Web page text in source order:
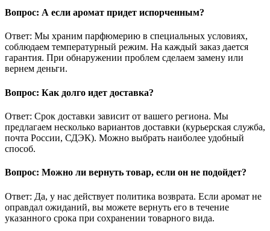
Вопрос: А если аромат придет испорченным?
Ответ: Мы храним парфюмерию в специальных условиях,
соблюдаем температурный режим. На каждый заказ дается
гарантия. При обнаружении проблем сделаем замену или
вернем деньги.
Вопрос: Как долго идет доставка?
Ответ: Срок доставки зависит от вашего региона. Мы
предлагаем несколько вариантов доставки (курьерская служба,
почта России, СДЭК). Можно выбрать наиболее удобный
способ.
Вопрос: Можно ли вернуть товар, если он не подойдет?
Ответ: Да, у нас действует политика возврата. Если аромат не
оправдал ожиданий, вы можете вернуть его в течение
указанного срока при сохранении товарного вида.